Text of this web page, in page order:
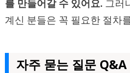
를 만들어갈 수 있어요. 그러
계신 분들은 꼭 필요한 절차
자주 묻는 질문 Q&A